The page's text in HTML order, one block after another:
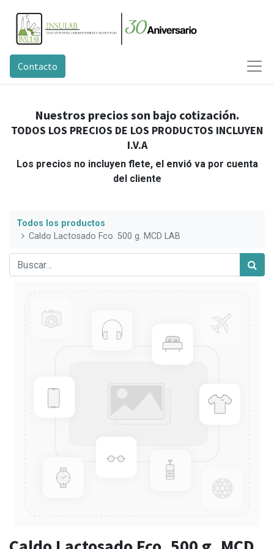
Contacto
Nuestros precios son bajo cotización.
TODOS LOS PRECIOS DE LOS PRODUCTOS INCLUYEN
I.V.A
Los precios no incluyen flete, el envió va por cuenta
del cliente
Todos los productos
Caldo Lactosado Fco. 500 g. MCD LAB